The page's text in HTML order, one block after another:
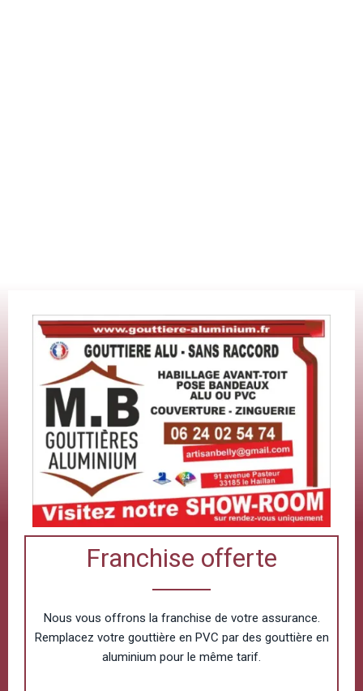
Franchise offerte
Nous vous offrons la franchise de votre assurance.
Remplacez votre gouttière en PVC par des gouttière en
aluminium pour le même tarif.